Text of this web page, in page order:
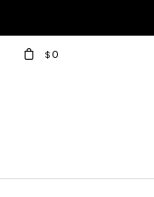
$ 0